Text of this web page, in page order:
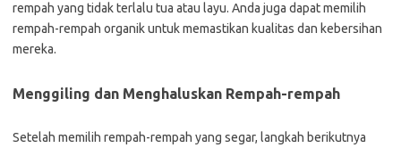
rempah yang tidak terlalu tua atau layu. Anda juga dapat memilih
rempah-rempah organik untuk memastikan kualitas dan kebersihan
mereka.
Menggiling dan Menghaluskan Rempah-rempah
Setelah memilih rempah-rempah yang segar, langkah berikutnya